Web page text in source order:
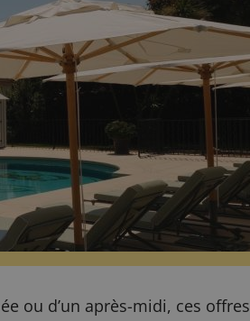
ou d’un après-midi, ces offres